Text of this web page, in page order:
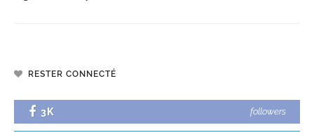
RESTER CONNECTÉ
3K followers